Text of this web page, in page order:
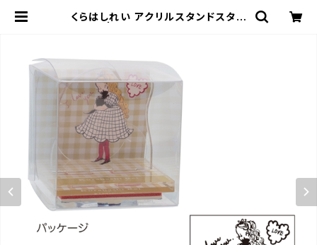
くらはしれい アクリルスタンドスタン